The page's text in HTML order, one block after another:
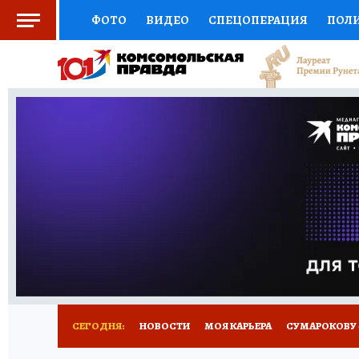
ФОТО ВИДЕО СПЕЦОПЕРАЦИЯ
СОЦПОДДЕРЖКА НАУКА АФИША
ВЫБОР ЭКСПЕРТОВ ДОКТОР
ПРОГНОЗЫ НА СПОРТ
НОВОЕ
СЕГОДНЯ: НОВОСТИ МОЯ КАРЬЕРА СУМАРОКОВУ